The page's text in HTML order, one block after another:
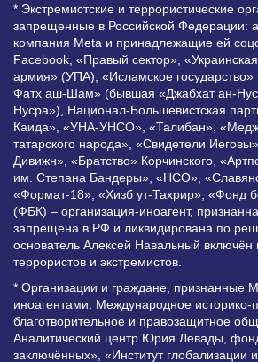
* Экстремистские и террористические
запрещенные в Российской Федерации:
компания Meta и принадлежащие ей
Facebook, «Правый сектор»,
армия» (УПА), «Исламское
Фатх аш-Шам» (бывшая «Джабхат ан-
Нусра»), Национал-Большевистская
Каида», «УНА-УНСО», «Талибан»,
татарского народа», «Свидетели
Дивижн», «Братство» Корчинского,
им. Степана Бандеры», «НСО»,
«Формат-18», «Хизб ут-Тахрир», «Фонд
(ФБК) – организация-иноагент,
запрещена в РФ и ликвидирована по
основатель Алексей Навальный включён
террористов и экстремистов.
* Организации и граждане, признанные
иноагентами: Международное историко-
благотворительное и правозащитное
Аналитический центр Юрия Левады,
заключённых», «Институт глобализации